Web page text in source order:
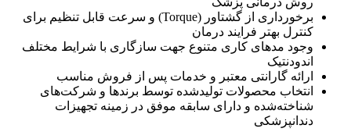
برخورداری از گشتاور (Torque) و سرعت قابل تنظیم برای
کنترل بهتر فرایند درمان
وجود مدهای کاری متنوع جهت سازگاری با شرایط مختلف
اندودنتیک
ارائه گارانتی معتبر و خدمات پس از فروش مناسب
انتخاب محصولات تولیدشده توسط برندها و شرکت‌های
شناخته‌شده و دارای سابقه موفق در زمینه تجهیزات
دندانپزشکی